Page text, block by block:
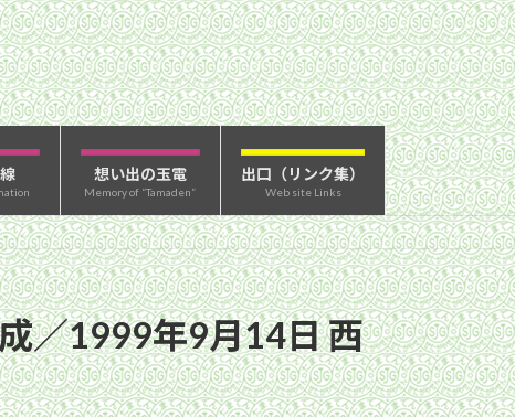
想い出の玉電
Memory of “Tamaden”
出口（リンク集）
Web site Links
／1999年9月14日 西